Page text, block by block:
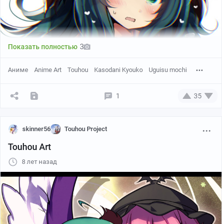
Показать полностью 3
Аниме Anime Art Touhou Kasodani Kyouko Uguisu mochi
1 35
skinner56 Touhou Project
Touhou Art
8 лет назад